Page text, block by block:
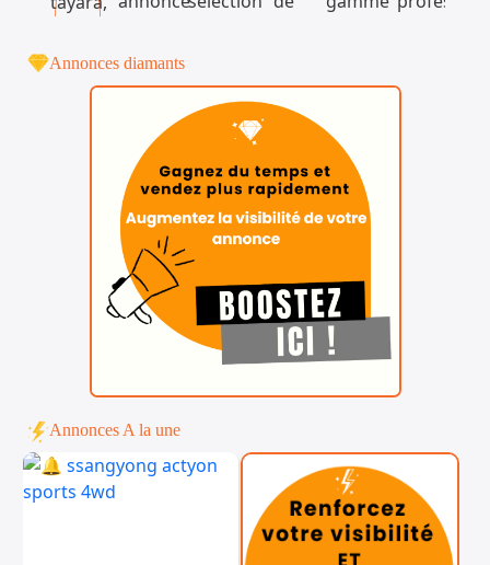
Annonces diamants
Annonces A la une